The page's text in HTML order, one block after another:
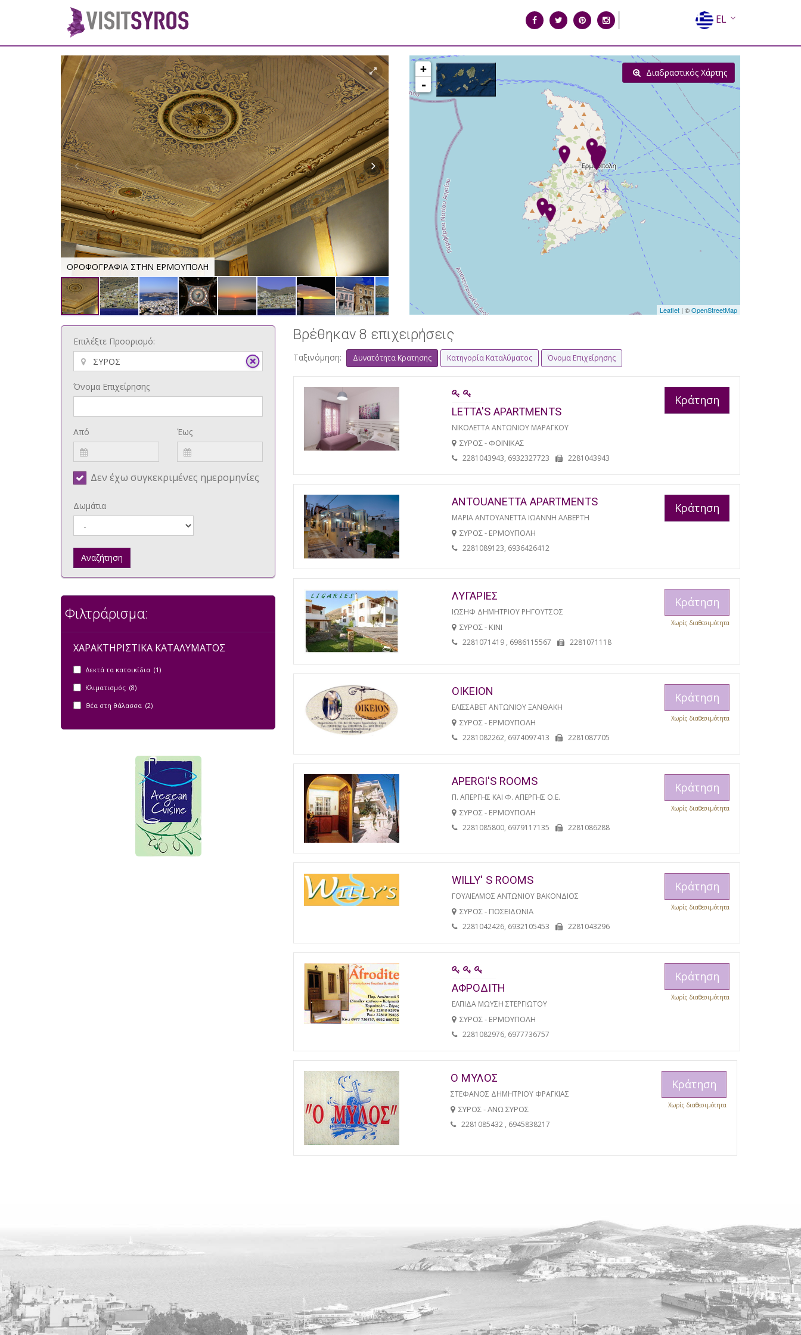
EL
EN
FR
ES
RU
CN
ΟΡΟΦΟΓΡΑΦΙΑ ΣΤΗΝ ΕΡΜΟΥΠΟΛΗ ΠΕΡΙΟΧΗ ΒΑΠΟΡΙΑ ΕΡΜΟΥΠΟΛΗ
+
-
Leaflet | ©OpenStreetMap
Διαδραστικός Χάρτης
Επιλέξτε Προορισμό:
Όνομα Επιχείρησης
Από Έως
Δεν έχω συγκεκριμένες ημερομηνίες
Δωμάτια
Αναζήτηση
Φιλτράρισμα:
ΧΑΡΑΚΤΗΡΙΣΤΙΚΑ ΚΑΤΑΛΥΜΑΤΟΣ
Δεκτά τα κατοικίδια (1)
Κλιματισμός (8)
Θέα στη θάλασσα (2)
Βρέθηκαν 8 επιχειρήσεις
Ταξινόμηση: Δυνατότητα Κρατησης Κατηγορία Καταλύματος Όνομα Επιχείρησης
LETTA'S APARTMENTS
ΝΙΚΟΛΕΤΤΑ ΑΝΤΩΝΙΟΥ ΜΑΡΑΓΚΟΥ
ΣΥΡΟΣ - ΦΟΙΝΙΚΑΣ
2281043943, 6932327723 2281043943
Κράτηση
ANTOUANETTA APARTMENTS
ΜΑΡΙΑ ΑΝΤΟΥΑΝΕΤΤΑ ΙΩΑΝΝΗ ΑΛΒΕΡΤΗ
ΣΥΡΟΣ - ΕΡΜΟΥΠΟΛΗ
2281089123, 6936426412
Κράτηση
ΛΥΓΑΡΙΕΣ
ΙΩΣΗΦ ΔΗΜΗΤΡΙΟΥ ΡΗΓΟΥΤΣΟΣ
ΣΥΡΟΣ - ΚΙΝΙ
2281071419 , 6986115567 2281071118
Κράτηση
Χωρίς διαθεσιμότητα
ΟΙΚΕΙΟΝ
ΕΛΙΣΣΑΒΕΤ ΑΝΤΩΝΙΟΥ ΞΑΝΘΑΚΗ
ΣΥΡΟΣ - ΕΡΜΟΥΠΟΛΗ
2281082262, 6974097413 2281087705
Κράτηση
Χωρίς διαθεσιμότητα
APERGI'S ROOMS
Π. ΑΠΕΡΓΗΣ ΚΑΙ Φ. ΑΠΕΡΓΗΣ Ο.Ε.
ΣΥΡΟΣ - ΕΡΜΟΥΠΟΛΗ
2281085800, 6979117135 2281086288
Κράτηση
Χωρίς διαθεσιμότητα
WILLY' S ROOMS
ΓΟΥΛΙΕΛΜΟΣ ΑΝΤΩΝΙΟΥ ΒΑΚΟΝΔΙΟΣ
ΣΥΡΟΣ - ΠΟΣΕΙΔΩΝΙΑ
2281042426, 6932105453 2281043296
Κράτηση
Χωρίς διαθεσιμότητα
ΑΦΡΟΔΙΤΗ
ΕΛΠΙΔΑ ΜΩΥΣΗ ΣΤΕΡΓΙΩΤΟΥ
ΣΥΡΟΣ - ΕΡΜΟΥΠΟΛΗ
2281082976, 6977736757
Κράτηση
Χωρίς διαθεσιμότητα
Ο ΜΥΛΟΣ
ΣΤΕΦΑΝΟΣ ΔΗΜΗΤΡΙΟΥ ΦΡΑΓΚΙΑΣ
ΣΥΡΟΣ - ΑΝΩ ΣΥΡΟΣ
2281085432 , 6945838217
Κράτηση
Χωρίς διαθεσιμότητα